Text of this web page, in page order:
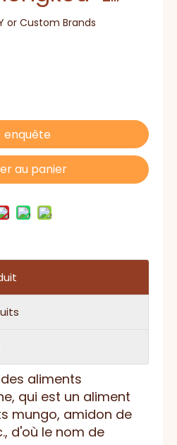
or Custom Brands
enquête
au panier
aliments
qui est un aliment
mungo, amidon de
d'où le nom de